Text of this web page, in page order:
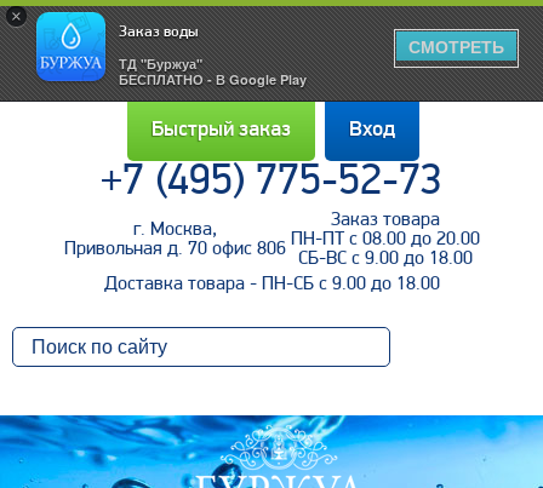
×
Заказ воды
ТД "Буржуа"
БЕСПЛАТНО - В Google Play
СМОТРЕТЬ
Войти
Напомнить пароль Регистрация
Быстрый заказ Вход
+7 (495) 775-52-73
г. Москва,
Привольная д. 70 офис 806
Заказ товара
ПН-ПТ с 08.00 до 20.00
СБ-ВС с 9.00 до 18.00
Доставка товара - ПН-СБ с 9.00 до 18.00